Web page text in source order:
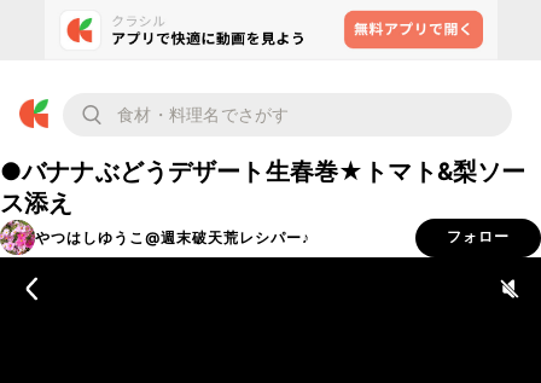
●バナナぶどうデザート生春巻★トマト&梨ソー
ス添え
やつはしゆうこ@週末破天荒レシパー♪ フォロー